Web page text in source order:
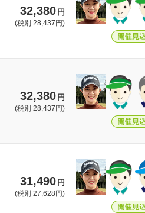
32,380円
(税別 28,437円)
32,380円
(税別 28,437円)
31,490円
(税別 27,628円)